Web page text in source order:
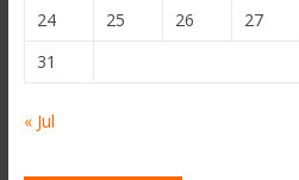
24
25 26 27
31
« Jul